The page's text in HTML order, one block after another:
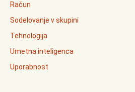
Račun
Sodelovanje v skupini
Tehnologija
Umetna inteligenca
Uporabnost